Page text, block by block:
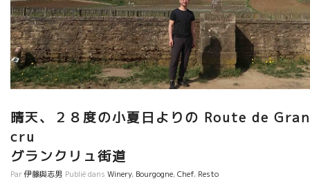
晴天、２８度の小夏日よりの Route de
グランクリュ街道
Par伊藤與志男 Publié dans Winery, Bourgogne,Chef, Resto